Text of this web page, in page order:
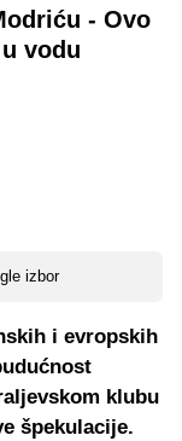
- Ovo
vodu
izbor
i evropskih
klubu
špekulacije.